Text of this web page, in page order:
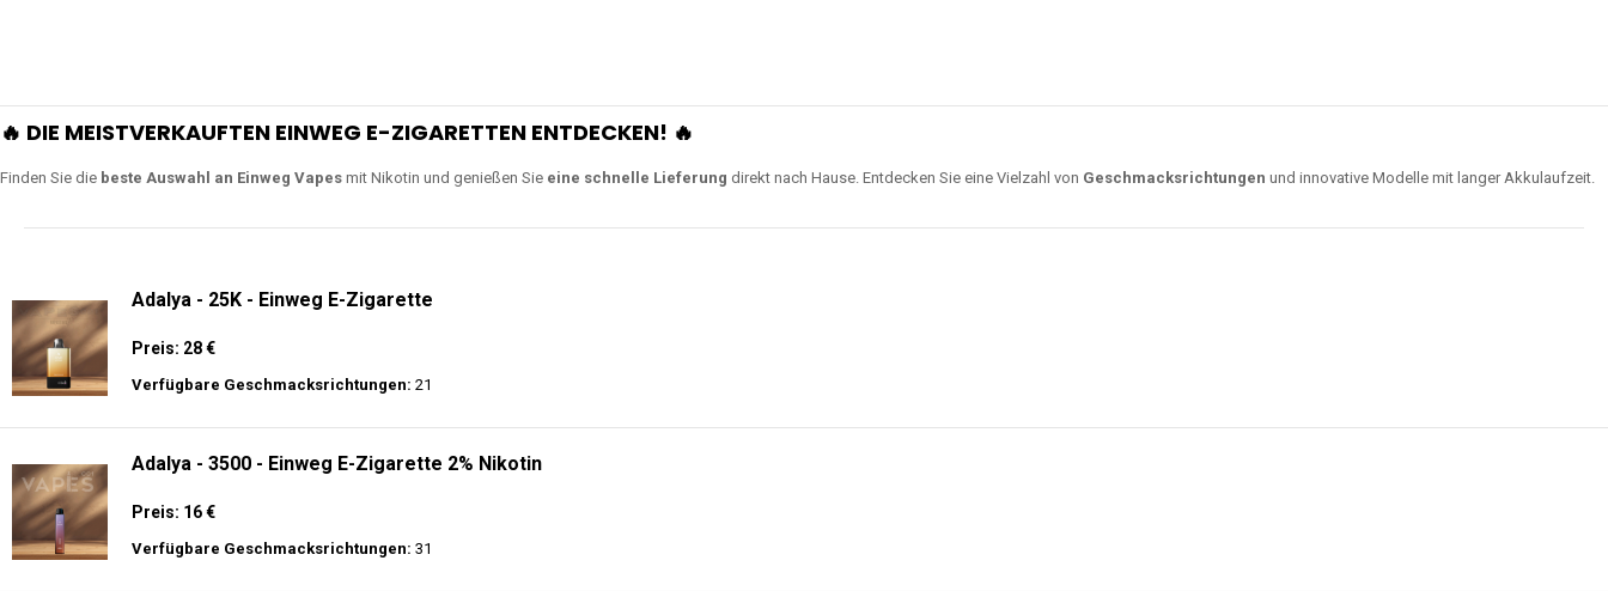
🔥 DIE MEISTVERKAUFTEN EINWEG E-ZIGARETTEN ENTDECKEN! 🔥
Finden Sie die beste Auswahl an Einweg Vapes mit Nikotin und genießen Sie eine schnelle Lieferung direkt nach Hause. Entdecken Sie eine Vielzahl von Geschmacksrichtungen und innovative Modelle mit langer Akkulaufzeit.
Adalya - 25K - Einweg E-Zigarette
Preis: 28 €
Verfügbare Geschmacksrichtungen: 21
Adalya - 3500 - Einweg E-Zigarette 2% Nikotin
Preis: 16 €
Verfügbare Geschmacksrichtungen: 31